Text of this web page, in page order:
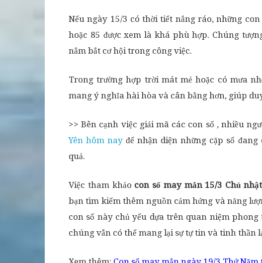
Nếu ngày 15/3 có thời tiết nắng ráo, những
hoặc 85 được xem là khá phù hợp. Chúng
nắm bắt cơ hội trong công việc.
Trong trường hợp trời mát mẻ hoặc có mưa
mang ý nghĩa hài hòa và cân bằng hơn, giúp
>> Bên cạnh việc giải mã các con số , nhiều
Yên hôm nay để nhận diện những cặp số
quả.
Việc tham khảo con số may mắn 15/3 Chủ
bạn tìm kiếm thêm nguồn cảm hứng và năng
con số này chủ yếu dựa trên quan niệm
chúng vẫn có thể mang lại sự tự tin và tinh thần